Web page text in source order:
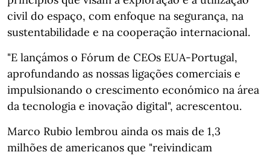
civil do espaço, com enfoque na segurança, na
sustentabilidade e na cooperação internacional.
"E lançámos o Fórum de CEOs EUA-Portugal,
aprofundando as nossas ligações comerciais e
impulsionando o crescimento económico na área
da tecnologia e inovação digital", acrescentou.
Marco Rubio lembrou ainda os mais de 1,3
milhões de americanos que "reivindicam